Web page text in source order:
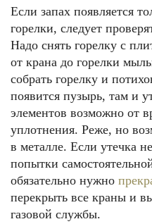
Если запах появляется
горелки, следует
Надо снять горелку с
от крана до горелки
собрать горелку и
появится пузырь, там и
элементов возможно от
уплотнения. Реже, но
в металле. Если утечка
попытки
обязательно нужно
перекрыть все краны и
газовой службы.